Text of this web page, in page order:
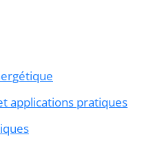
applications pratiques